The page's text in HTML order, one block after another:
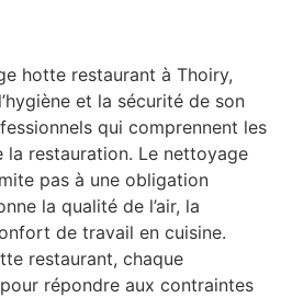
hotte restaurant à Thoiry,
et la sécurité de son
qui comprennent les
la restauration. Le nettoyage
pas à une obligation
la qualité de l’air, la
de travail en cuisine.
restaurant, chaque
répondre aux contraintes